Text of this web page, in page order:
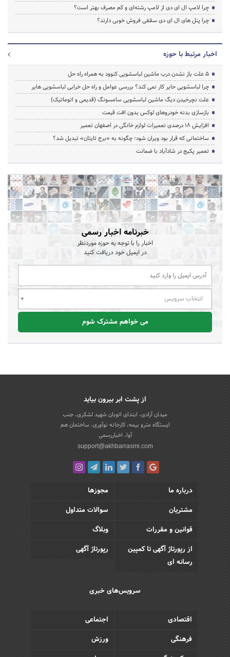
چرا لامپ ال ای دی از لامپ رشته‌ای و کم مصرف بهتر است؟
چرا پنل های ال ای دی سقفی فروش خوبی دارند؟
اخبار مرتبط با حوزه
5 علت باز نشدن درب ماشین لباسشویی کنوود به همراه راه حل
چرا لباسشویی حایر کار نمی کند؟ بررسی عوامل و راه حل خرابی لباسشویی هایر
علت نچرخیدن دیگ ماشین لباسشویی سامسونگ (قدیمی و اتوماتیک)
بازسازی بدنه خودروهای لوکس بدون افت قیمت
افزایش ۱۸ درصدی تعمیرات لوازم خانگی در اصفهان تعمیر
ساختمانی که قرار بود ویران شود؛ چگونه به «برج تایتان» تبدیل شد؟
تعمیر پکیج در شادآباد با ضمانت
خبرنامه اخبار رسمی
اخبار را با توجه به حوزه موردنظر
در ایمیل خود دریافت کنید
انتخاب سرویس
می خواهم مشترک شوم
از پشت ابر بیرون بیاید
میدان آزادی، ابتدای اتوبان شهید لشکری، جنب
ایستگاه مترو بیمه، کارخانه نوآوری، ساختمان هم
آوا، اخباررسمی
support@akhbarrasmi.com
درباره ما
مجوزها
مشتریان
سوالات متداول
قوانین و مقررات
وبلاگ
از رپورتاژ آگهی تا کمپین
رسانه ای
رپورتاژ آگهی
سرویس‌های خبری
اقتصادی
اجتماعی
فرهنگی
ورزش